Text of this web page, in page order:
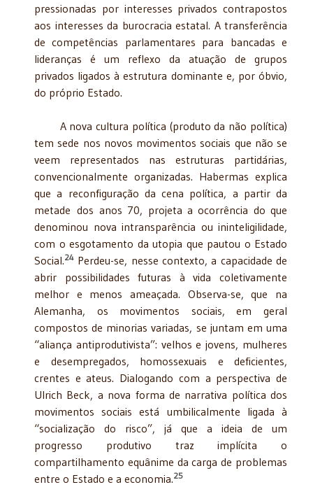
pressionadas por interesses privados contrapostos
aos interesses da burocracia estatal. A transferência
de competências parlamentares para bancadas e
lideranças é um reflexo da atuação de grupos
privados ligados à estrutura dominante e, por óbvio,
do próprio Estado.
A nova cultura política (produto da não política)
tem sede nos novos movimentos sociais que não se
veem representados nas estruturas partidárias,
convencionalmente organizadas. Habermas explica
que a reconfiguração da cena política, a partir da
metade dos anos 70, projeta a ocorrência do que
denominou nova intransparência ou ininteligilidade,
com o esgotamento da utopia que pautou o Estado
Social.24 Perdeu-se, nesse contexto, a capacidade de
abrir possibilidades futuras à vida coletivamente
melhor e menos ameaçada. Observa-se, que na
Alemanha, os movimentos sociais, em geral
compostos de minorias variadas, se juntam em uma
“aliança antiprodutivista”: velhos e jovens, mulheres
e desempregados, homossexuais e deficientes,
crentes e ateus. Dialogando com a perspectiva de
Ulrich Beck, a nova forma de narrativa política dos
movimentos sociais está umbilicalmente ligada à
“socialização do risco”, já que a ideia de um
progresso produtivo traz implícita o
compartilhamento equânime da carga de problemas
entre o Estado e a economia.25